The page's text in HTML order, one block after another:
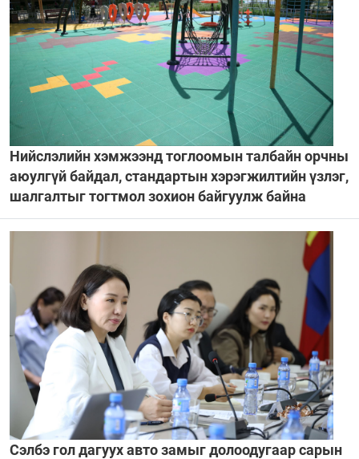
Нийслэлийн хэмжээнд тоглоомын талбайн орчны
аюулгүй байдал, стандартын хэрэгжилтийн үзлэг,
шалгалтыг тогтмол зохион байгуулж байна
Сэлбэ гол дагуух авто замыг долоодугаар сарын